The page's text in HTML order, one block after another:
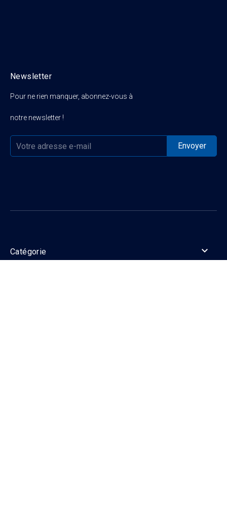
Pour ne rien manquer, abonnez-vous à
notre newsletter !
Newsletter
Catégorie 